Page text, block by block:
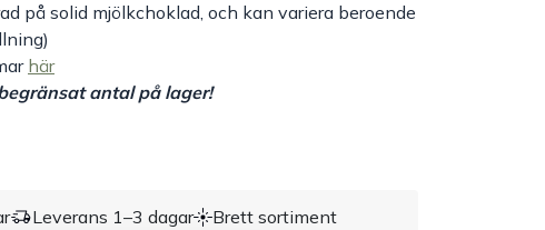
på solid mjölkchoklad, och kan variera beroende
här
antal på lager!
Leverans 1–3 dagar Brett sortiment